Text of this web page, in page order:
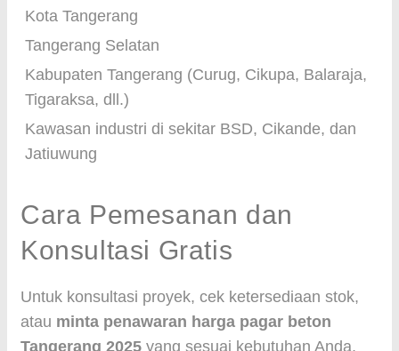
Kota Tangerang
Tangerang Selatan
Kabupaten Tangerang (Curug, Cikupa, Balaraja,
Tigaraksa, dll.)
Kawasan industri di sekitar BSD, Cikande, dan
Jatiuwung
Cara Pemesanan dan
Konsultasi Gratis
Untuk konsultasi proyek, cek ketersediaan stok,
atau minta penawaran harga pagar beton
Tangerang 2025 yang sesuai kebutuhan Anda,